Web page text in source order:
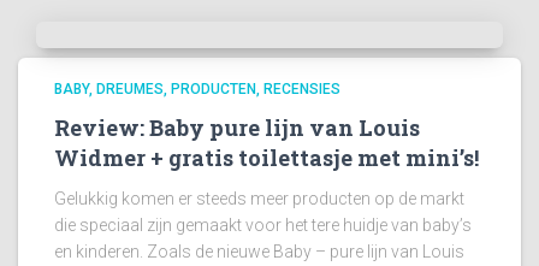
BABY DREUMES PRODUCTEN RECENSIES
Review: Baby pure lijn van Louis
Widmer + gratis toilettasje met mini’s!
Gelukkig komen er steeds meer producten op de markt
die speciaal zijn gemaakt voor het tere huidje van baby’s
en kinderen. Zoals de nieuwe Baby – pure lijn van Louis